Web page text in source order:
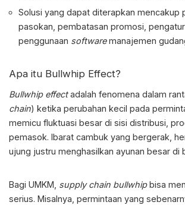
Solusi yang dapat diterapkan mencakup
pasokan, pembatasan promosi,
penggunaan softwaremanajemen
Apa itu Bullwhip Effect?
Bullwhip effect adalah fenomena dalam
chain) ketika perubahan kecil pada
memicu fluktuasi besar di sisi distribusi,
pemasok. Ibarat cambuk yang bergerak,
ujung justru menghasilkan ayunan besar di
Bagi UMKM, supply chain bullwhipbisa
serius. Misalnya, permintaan yang